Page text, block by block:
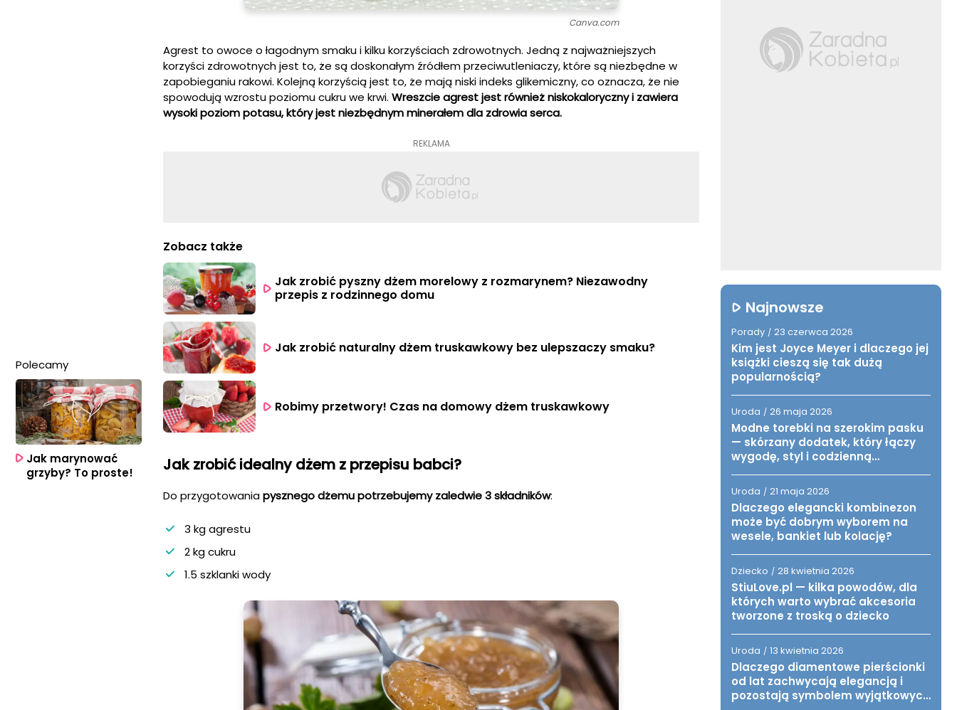
Canva.com
Agrest to owoce o łagodnym smaku i kilku korzyściach zdrowotnych. Jedną z najważniejszych
korzyści zdrowotnych jest to, że są doskonałym źródłem przeciwutleniaczy, które są niezbędne w
zapobieganiu rakowi. Kolejną korzyścią jest to, że mają niski indeks glikemiczny, co oznacza, że nie
spowodują wzrostu poziomu cukru we krwi. Wreszcie agrest jest również niskokaloryczny i zawiera
wysoki poziom potasu, który jest niezbędnym minerałem dla zdrowia serca.
REKLAMA
Zobacz także
Jak zrobić pyszny dżem morelowy z rozmarynem? Niezawodny
przepis z rodzinnego domu
Jak zrobić naturalny dżem truskawkowy bez ulepszaczy smaku?
Robimy przetwory! Czas na domowy dżem truskawkowy
Jak zrobić idealny dżem z przepisu babci?
Do przygotowaniapysznego dżemu potrzebujemy zaledwie 3 składników:
3 kg agrestu
2 kg cukru
1.5 szklanki wody
Polecamy
Jak marynować
grzyby? To proste!
Najnowsze
Porady / 23 czerwca 2026
Kim jest Joyce Meyer i dlaczego jej
książki cieszą się tak dużą
popularnością?
Uroda / 26 maja 2026
Modne torebki na szerokim pasku
— skórzany dodatek, który łączy
wygodę, styl i codzienną
Uroda / 21 maja 2026
Dlaczego elegancki kombinezon
może być dobrym wyborem na
wesele, bankiet lub kolację?
Dziecko / 28 kwietnia 2026
StiuLove.pl — kilka powodów, dla
których warto wybrać akcesoria
tworzone z troską o dziecko
Uroda / 13 kwietnia 2026
Dlaczego diamentowe pierścionki
od lat zachwycają elegancją i
pozostają symbolem wyjątkowych